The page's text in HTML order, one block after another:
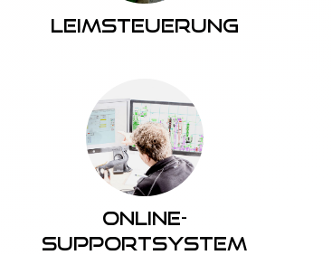
Leimsteuerung
Online-
Supportsystem